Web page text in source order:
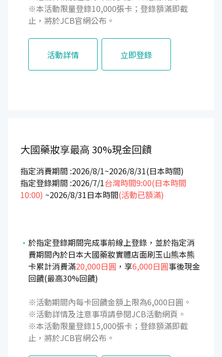
※本活動限量登錄10,000張卡；登錄額滿即截
止，將於JCB官網公布。
活動詳情 立即登錄
大國藥妝享最高 30%現金回饋
指定消費期間 :2026/8/1~2026/8/31(日本時間)
指定登錄期間 :2026/7/1台灣時間9:00(日本時間
10:00) ~2026/8/31日本時間(活動已額滿)
於指定登錄期間完成事前線上登錄，並於指定消
費期間內於日本大國藥妝實體店面刷玉山熊本熊
卡累計消費滿20,000日圓 ，享6,000日圓事後現金
回饋(最高30%回饋)
※活動期間內每卡回饋金額上限為6,000日圓。
※活動詳情及注意事項請參閱JCB活動網頁。
※本活動限量登錄15,000張卡；登錄額滿即截
止，將於JCB官網公布。